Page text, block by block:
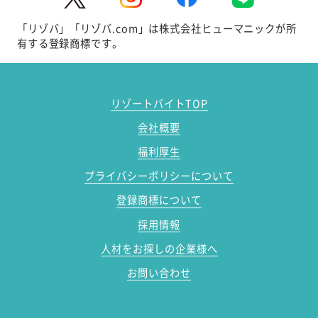
「リゾバ」「リゾバ.com」は株式会社ヒューマニックが所
有する登録商標です。
リゾートバイトTOP
会社概要
福利厚生
プライバシーポリシーについて
登録商標について
採用情報
人材をお探しの企業様へ
お問い合わせ